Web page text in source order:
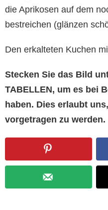
die Aprikosen auf dem
bestreichen (glänzen
Den erkalteten Kuchen
Stecken Sie das Bild
TABELLEN, um es bei
haben. Dies erlaubt
vorgetragen zu werden.